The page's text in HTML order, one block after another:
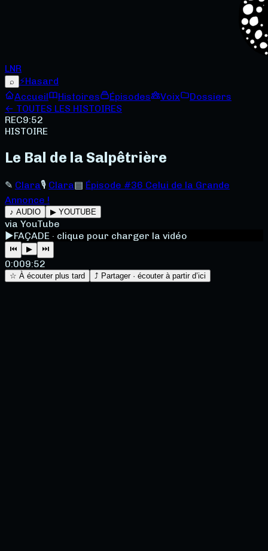
LNR
⌕ ⚡Hasard
Accueil
Histoires Épisodes Voix
Dossiers
← TOUTES LES HISTOIRES
REC9:52
HISTOIRE
Le Bal de la Salpêtrière
✎ Clara🎙 Clara▤ Épisode #36 Celui de la Grande
Annonce !
♪ AUDIO ▶ YOUTUBE
via YouTube
▶FAÇADE · clique pour charger la vidéo
⏮ ▶ ⏭
0:009:52
☆ À écouter plus tard ⤴ Partager · écouter à partir d’ici